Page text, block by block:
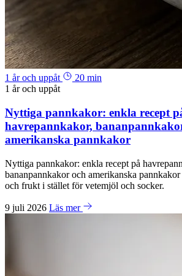
1 år och uppåt
20 min
1 år och uppåt
Nyttiga pannkakor: enkla recept
havrepannkakor,
amerikanska pannkakor
Nyttiga pannkakor: enkla recept på
bananpannkakor och amerikanska
och frukt i stället för vetemjöl och socker.
9 juli 2026 Läs mer